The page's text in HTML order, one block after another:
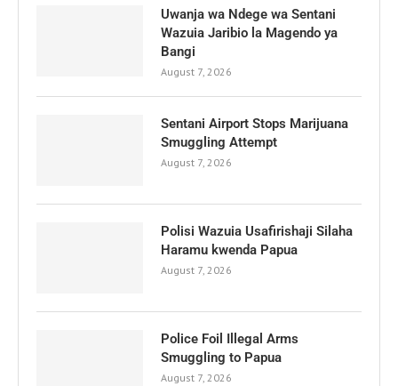
Uwanja wa Ndege wa Sentani
Wazuia Jaribio la Magendo ya
Bangi
August 7, 2026
Sentani Airport Stops Marijuana
Smuggling Attempt
August 7, 2026
Polisi Wazuia Usafirishaji Silaha
Haramu kwenda Papua
August 7, 2026
Police Foil Illegal Arms
Smuggling to Papua
August 7, 2026